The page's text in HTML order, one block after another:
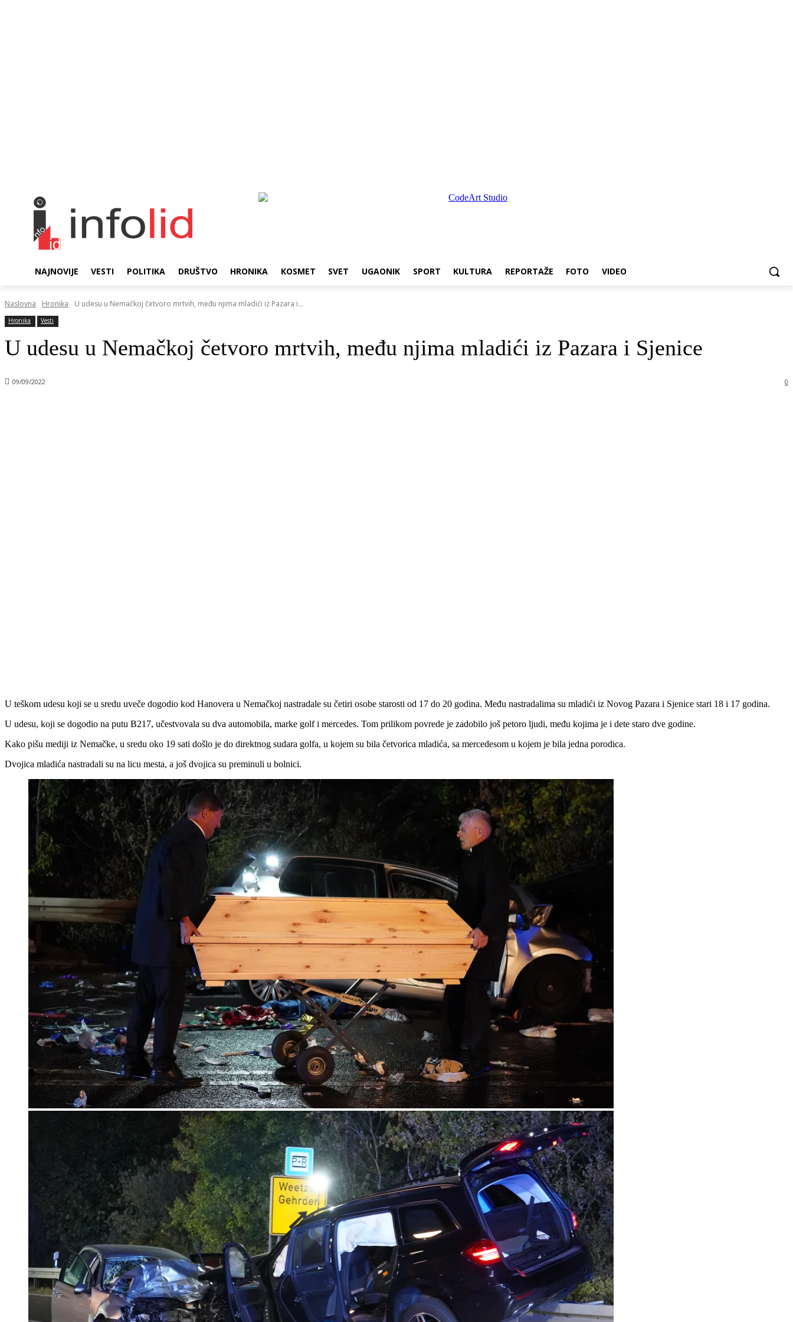
NAJNOVIJE VESTI POLITIKA DRUŠTVO HRONIKA KOSMET SVET UGAONIK SPORT KULTURA REPORTAŽE FOTO VIDEO
Naslovna Hronika U udesu u Nemačkoj četvoro mrtvih, među njima mladići iz Pazara i...
Hronika Vesti
U udesu u Nemačkoj četvoro mrtvih, među njima mladići iz Pazara i Sjenice
09/09/2022 0
U teškom udesu koji se u sredu uveče dogodio kod Hanovera u Nemačkoj nastradale su četiri osobe starosti od 17 do 20 godina. Među nastradalima su mladići iz Novog Pazara i Sjenice stari 18 i 17 godina.
U udesu, koji se dogodio na putu B217, učestvovala su dva automobila, marke golf i mercedes. Tom prilikom povrede je zadobilo još petoro ljudi, među kojima je i dete staro dve godine.
Kako pišu mediji iz Nemačke, u sredu oko 19 sati došlo je do direktnog sudara golfa, u kojem su bila četvorica mladića, sa mercedesom u kojem je bila jedna porodica.
Dvojica mladića nastradali su na licu mesta, a još dvojica su preminuli u bolnici.